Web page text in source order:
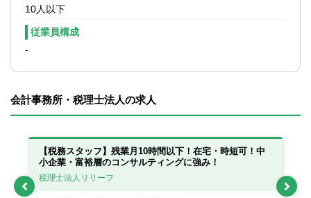
10人以下
従業員構成
-
会計事務所・税理士法人の求人
【税務スタッフ】残業月10時間以下！在宅・時短可！中
小企業・富裕層のコンサルティングに強み！
税理士法人リリーフ